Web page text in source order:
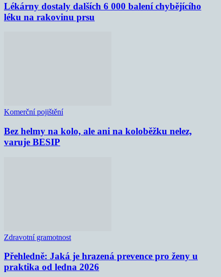
Lékárny dostaly dalších 6 000 balení chybějícího
léku na rakovinu prsu
Komerční pojištění
Bez helmy na kolo, ale ani na koloběžku nelez,
varuje BESIP
Zdravotní gramotnost
Přehledně: Jaká je hrazená prevence pro ženy u
praktika od ledna 2026